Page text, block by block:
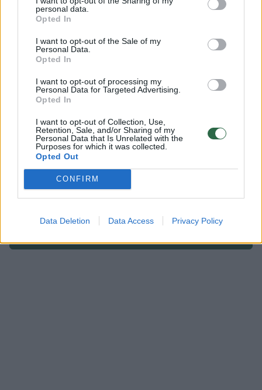
personal data.
Opted In
I want to opt-out of the Sale of my
Personal Data.
Opted In
I want to opt-out of processing my
Personal Data for Targeted Advertising.
Opted In
I want to opt-out of Collection, Use,
Retention, Sale, and/or Sharing of my
Personal Data that Is Unrelated with the
Purposes for which it was collected.
Opted Out
CONFIRM
Data Deletion Data Access Privacy Policy
vaizdo stebėjimo sistemos.
Klaipėda Dangė bulvaras
Komentuoti po šiuo straipsniu
Komentuoti gali tik Lrytas registruoti vartotojai.
Prisijunkite prie registruotų vartotojų
bendruomenės ir bendraukite komentaruose!